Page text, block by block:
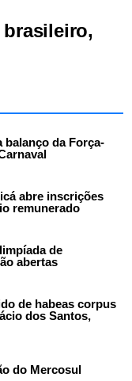
balanço da Força-
abre inscrições
remunerado
de
abertas
de habeas corpus
dos Santos,
do Mercosul